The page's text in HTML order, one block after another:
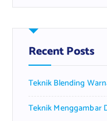
r
h
f
o
:
Recent Posts
Teknik Blending
Teknik Menggambar